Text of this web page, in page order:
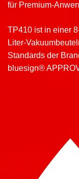
für Premium-
TP410 ist in einer
Liter-
Standards der
bluesign®